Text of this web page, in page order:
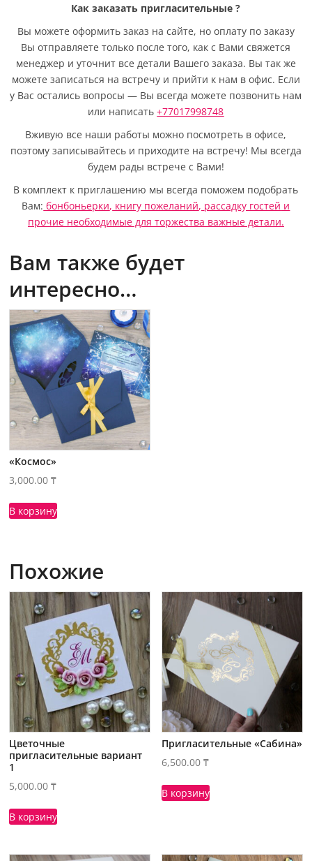
Как заказать пригласительные?
Вы можете оформить заказ на сайте, но оплату по заказу
Вы отправляете только после того, как с Вами свяжется
менеджер и уточнит все детали Вашего заказа. Вы так же
можете записаться на встречу и прийти к нам в офис. Если
у Вас остались вопросы — Вы всегда можете позвонить нам
или написать+77017998748
Вживую все наши работы можно посмотреть в офисе,
поэтому записывайтесь и приходите на встречу! Мы всегда
будем рады встрече с Вами!
В комплект к приглашению мы всегда поможем подобрать
Вам: бонбоньерки, книгу пожеланий, рассадку гостей и
прочие необходимые для торжества важные детали.
Вам также будет
интересно…
«Космос»
3,000.00₸
В корзину
Похожие
Цветочные
пригласительные вариант
1
5,000.00₸
В корзину
Пригласительные «Сабина»
6,500.00₸
В корзину